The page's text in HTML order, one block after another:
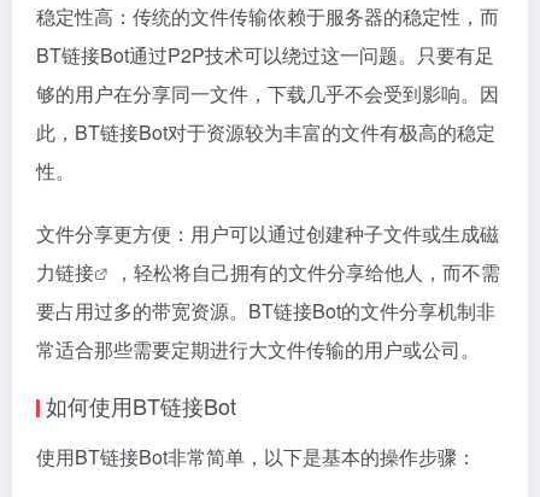
稳定性高：传统的文件传输依赖于服务器的稳定性，而
BT链接Bot通过P2P技术可以绕过这一问题。只要有足
够的用户在分享同一文件，下载几乎不会受到影响。因
此，BT链接Bot对于资源较为丰富的文件有极高的稳定
性。
文件分享更方便：用户可以通过创建种子文件或生成磁
力链接
，轻松将自己拥有的文件分享给他人，而不需
要占用过多的带宽资源。BT链接Bot的文件分享机制非
常适合那些需要定期进行大文件传输的用户或公司。
如何使用BT链接Bot
使用BT链接Bot非常简单，以下是基本的操作步骤：